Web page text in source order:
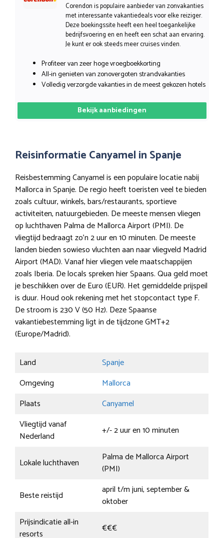
Corendon is populaire aanbieder van zonvakanties
met interessante vakantiedeals voor elke reiziger.
Deze boekingssite heeft een heel toegankelijke
bedrijfsvoering en en heeft een schat aan ervaring.
Je kunt er ook steeds meer cruises vinden.
Profiteer van zeer hoge vroegboekkorting
All-in genieten van zonovergoten strandvakanties
Volledig verzorgde vakanties in de meest gekozen hotels
Bekijk aanbiedingen
Reisinformatie Canyamel in Spanje
Reisbestemming Canyamel is een populaire locatie nabij
Mallorca in Spanje. De regio heeft toeristen veel te bieden
zoals cultuur, winkels, bars/restaurants, sportieve
activiteiten, natuurgebieden. De meeste mensen vliegen
op luchthaven Palma de Mallorca Airport (PMI). De
vliegtijd bedraagt zo’n 2 uur en 10 minuten. De meeste
landen bieden sowieso vluchten aan naar vliegveld Madrid
Airport (MAD). Vanaf hier vliegen vele maatschappijen
zoals Iberia. De locals spreken hier Spaans. Qua geld moet
je beschikken over de Euro (EUR). Het gemiddelde prijspeil
is duur. Houd ook rekening met het stopcontact type F.
De stroom is 230 V (50 Hz). Deze Spaanse
vakantiebestemming ligt in de tijdzone GMT+2
(Europe/Madrid).
Land
Spanje
Omgeving
Mallorca
Plaats
Canyamel
Vliegtijd vanaf
Nederland
+/- 2 uur en 10 minuten
Lokale luchthaven
Palma de Mallorca Airport
(PMI)
Beste reistijd
april t/m juni, september &
oktober
Prijsindicatie all-in
resorts
€€€